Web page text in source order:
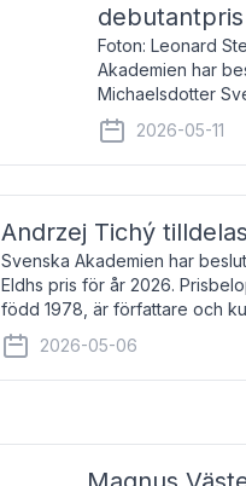
debutantpris
Foton: Leonard
Akademien har
Michaelsdotter
2026. Priset är
intressanta och
2026-05-11
Andrzej Tichý
Svenska Akademien har
Eldhs pris för år 2026.
född 1978, är författare och
den lovordade romanen Sex
2026-05-06